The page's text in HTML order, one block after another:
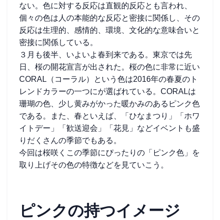
ない。色に対する反応は直観的反応とも言われ、
個々の色は人の本能的な反応と密接に関係し、その
反応は生理的、感情的、環境、文化的な意味合いと
密接に関係している。
３月も後半、いよいよ春到来である。東京では先
日、桜の開花宣言が出された。桜の色に非常に近い
CORAL（コーラル）という色は2016年の春夏のト
レンドカラーの一つにが選ばれている。CORALは
珊瑚の色、少し黄みがかった暖かみのあるピンク色
である。
また、春といえば、
「ひなまつり」「ホワ
イトデー」「歓送迎会」「花見」 などイベントも盛
りだくさんの季節でもある。
今回は桜咲くこの季節にぴったりの「ピンク色」を
取り上げその色の特徴などを見ていこう。
ピンクの持つイメージ